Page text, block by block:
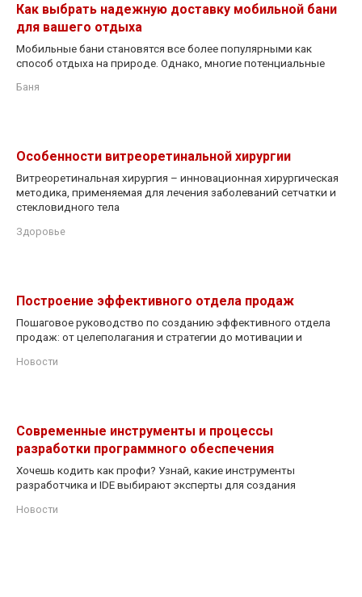
Как выбрать надежную доставку мобильной бани
для вашего отдыха
Мобильные бани становятся все более популярными как
способ отдыха на природе. Однако, многие потенциальные
Баня
Особенности витреоретинальной хирургии
Витреоретинальная хирургия – инновационная хирургическая
методика, применяемая для лечения заболеваний сетчатки и
стекловидного тела
Здоровье
Построение эффективного отдела продаж
Пошаговое руководство по созданию эффективного отдела
продаж: от целеполагания и стратегии до мотивации и
Новости
Современные инструменты и процессы
разработки программного обеспечения
Хочешь кодить как профи? Узнай, какие инструменты
разработчика и IDE выбирают эксперты для создания
Новости